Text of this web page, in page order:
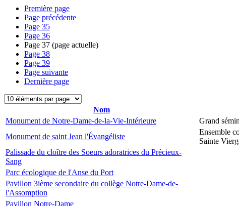
Première page
Page précédente
Page 35
Page 36
Page 37 (page actuelle)
Page 38
Page 39
Page suivante
Dernière page
Nom
Monument de Notre-Dame-de-la-Vie-Intérieure
Grand
Monument de saint Jean l'Évangéliste
Ensemble
Sainte
Palissade du cloître des Soeurs adoratrices du Précieux-
Sang
Parc écologique de l'Anse du Port
Pavillon 3ième secondaire du collège Notre-Dame-de-
l'Assomption
Pavillon Notre-Dame